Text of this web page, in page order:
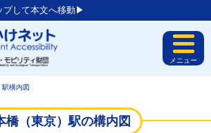
プして本文へ移動▶︎
メニュー
駅構内図
橋（東京）駅の構内図